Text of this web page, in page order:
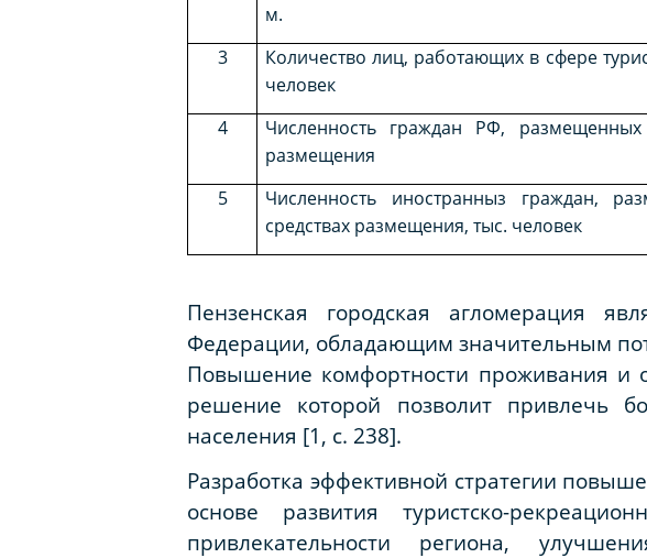
м.
3
Количество лиц, работающих в сфере
человек
4
Численность граждан РФ, размещенных
размещения
5
Численность иностранныз граждан,
средствах размещения, тыс. человек
Пензенская городская агломерация
Федерации, обладающим значительным
Повышение комфортности проживания и
решение которой позволит привлечь
населения [1, c. 238].
Разработка эффективной стратегии
основе развития туристско-
привлекательности региона,